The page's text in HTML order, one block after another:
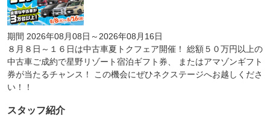
期間 2026年08月08日～2026年08月16日
８月８日～１６日は中古車夏トクフェア開催！ 総額５０万円以上の
中古車ご成約で星野リゾート宿泊ギフト券、 またはアマゾンギフト
券が当たるチャンス！ この機会にぜひネクステージへお越しくださ
い！！
スタッフ紹介